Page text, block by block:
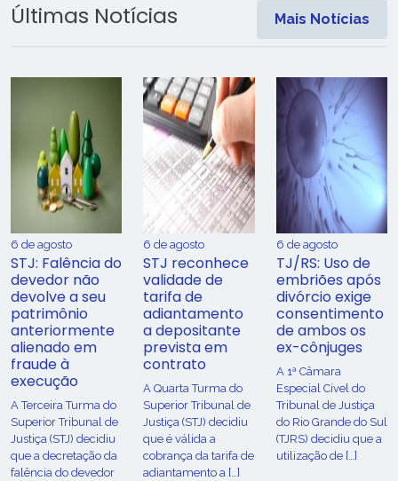
Últimas Notícias Mais Notícias
6 de agosto
STJ: Falência do
devedor não
devolve a seu
patrimônio
anteriormente
alienado em
fraude à
execução
A Terceira Turma do
Superior Tribunal de
Justiça (STJ) decidiu
que a decretação da
falência do devedor
6 de agosto
STJ reconhece
validade de
tarifa de
adiantamento
a depositante
prevista em
contrato
A Quarta Turma do
Superior Tribunal de
Justiça (STJ) decidiu
que é válida a
cobrança da tarifa de
adiantamento a […]
6 de agosto
TJ/RS: Uso de
embriões após
divórcio exige
consentimento
de ambos os
ex-cônjuges
A 1ª Câmara
Especial Cível do
Tribunal de Justiça
do Rio Grande do Sul
(TJRS) decidiu que a
utilização de […]